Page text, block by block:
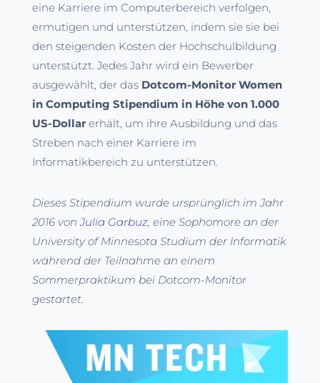
eine Karriere im Computerbereich verfolgen,
ermutigen und unterstützen, indem sie sie bei
den steigenden Kosten der Hochschulbildung
unterstützt. Jedes Jahr wird ein Bewerber
ausgewählt, der das Dotcom-Monitor Women
in Computing Stipendium in Höhe von 1.000
US-Dollarerhält, um ihre Ausbildung und das
Streben nach einer Karriere im
Informatikbereich zu unterstützen.
Dieses Stipendium wurde ursprünglich im Jahr
2016 vonJulia Garbuz, eine Sophomore an der
University of Minnesota Studium der Informatik
während der Teilnahme an einem
Sommerpraktikum bei Dotcom-Monitor
gestartet.